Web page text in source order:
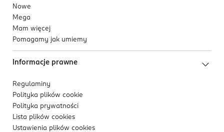
Nowe
Mega
Mam więcej
Pomagamy jak umiemy
Informacje prawne
Regulaminy
Polityka plików cookie
Polityka prywatności
Lista plików cookies
Ustawienia plików cookies